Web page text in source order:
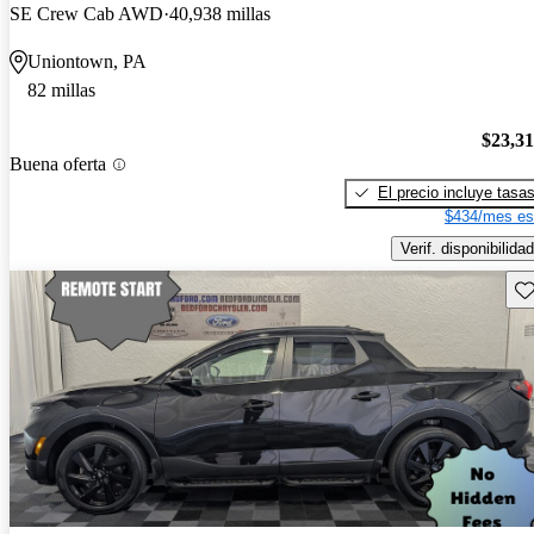
SE Crew Cab AWD 40,938 millas
Uniontown, PA
82 millas
Buena oferta
El precio incluye tasas
$434/mes
Verif. disponibilidad